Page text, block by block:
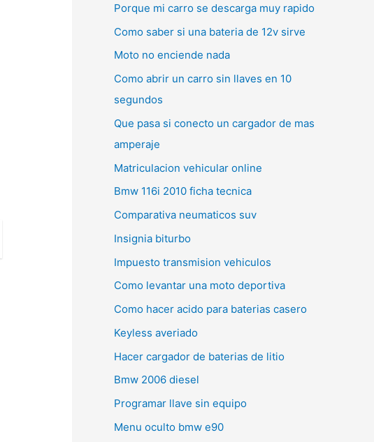
Porque mi carro se descarga muy rapido
Como saber si una bateria de 12v sirve
Moto no enciende nada
Como abrir un carro sin llaves en 10
segundos
Que pasa si conecto un cargador de mas
amperaje
Matriculacion vehicular online
Bmw 116i 2010 ficha tecnica
Comparativa neumaticos suv
Insignia biturbo
Impuesto transmision vehiculos
Como levantar una moto deportiva
Como hacer acido para baterias casero
Keyless averiado
Hacer cargador de baterias de litio
Bmw 2006 diesel
Programar llave sin equipo
Menu oculto bmw e90